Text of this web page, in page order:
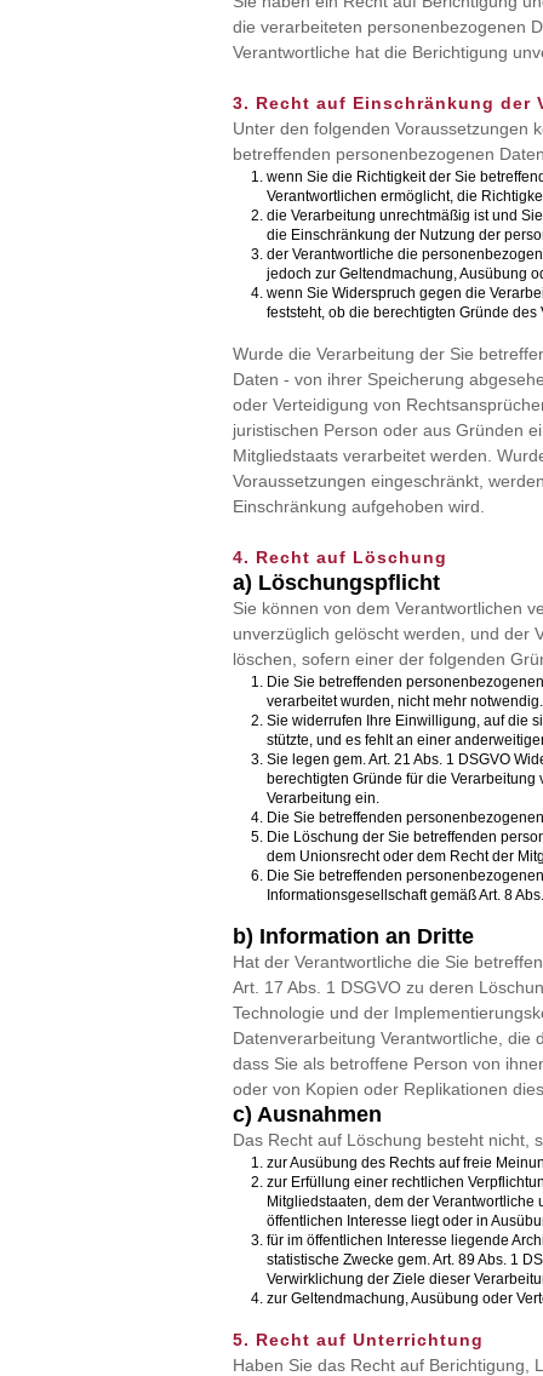
die verarbeiteten personenbezogenen
Verantwortliche hat die Berichtigung
3. Recht auf Einschränkung der
Unter den folgenden Voraussetzungen
betreffenden personenbezogenen
wenn Sie die Richtigkeit der Sie
Verantwortlichen ermöglicht, die
die Verarbeitung unrechtmäßig ist und
die Einschränkung der Nutzung der
der Verantwortliche die
jedoch zur Geltendmachung, Ausübung
wenn Sie Widerspruch gegen die
feststeht, ob die berechtigten Gründe
Wurde die Verarbeitung der Sie
Daten - von ihrer Speicherung
oder Verteidigung von
juristischen Person oder aus Gründen
Mitgliedstaats verarbeitet werden.
Voraussetzungen eingeschränkt,
Einschränkung aufgehoben wird.
4. Recht auf Löschung
a) Löschungspflicht
Sie können von dem Verantwortlichen
unverzüglich gelöscht werden, und der
löschen, sofern einer der folgenden
Die Sie betreffenden
verarbeitet wurden, nicht mehr notwendig.
Sie widerrufen Ihre Einwilligung, auf die
stützte, und es fehlt an einer
Sie legen gem. Art. 21 Abs. 1 DSGVO
berechtigten Gründe für die Verarbeitung
Verarbeitung ein.
Die Sie betreffenden
Die Löschung der Sie betreffenden
dem Unionsrecht oder dem Recht der
Die Sie betreffenden
Informationsgesellschaft gemäß Art. 8
b) Information an Dritte
Hat der Verantwortliche die Sie
Art. 17 Abs. 1 DSGVO zu deren
Technologie und der
Datenverarbeitung Verantwortliche,
dass Sie als betroffene Person von
oder von Kopien oder Replikationen
c) Ausnahmen
Das Recht auf Löschung besteht nicht,
zur Ausübung des Rechts auf freie
zur Erfüllung einer rechtlichen
Mitgliedstaaten, dem der
öffentlichen Interesse liegt oder in
für im öffentlichen Interesse liegende
statistische Zwecke gem. Art. 89 Abs. 1
Verwirklichung der Ziele dieser
zur Geltendmachung, Ausübung oder
5. Recht auf Unterrichtung
Haben Sie das Recht auf Berichtigung,